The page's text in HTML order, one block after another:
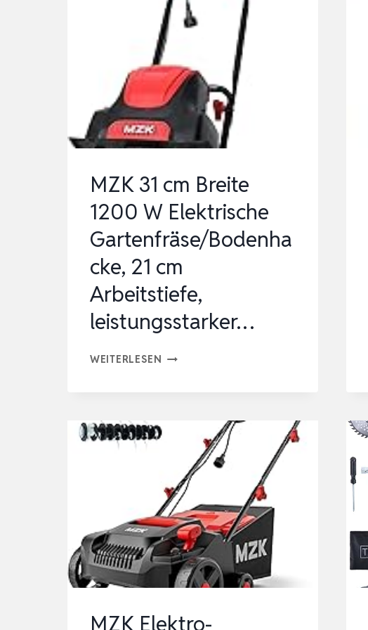
MZK 31 cm Breite
1200 W Elektrische
Gartenfräse/Bodenha
cke, 21 cm
Arbeitstiefe,
leistungsstarker…
WEITERLESEN MZK
ELEKTRISCHE
GARTENFRÄSE/BODENHACKE,
21
CM
ARBEITSTIEFE,
LEISTUNGSSTARKER…
MZK Elektro-